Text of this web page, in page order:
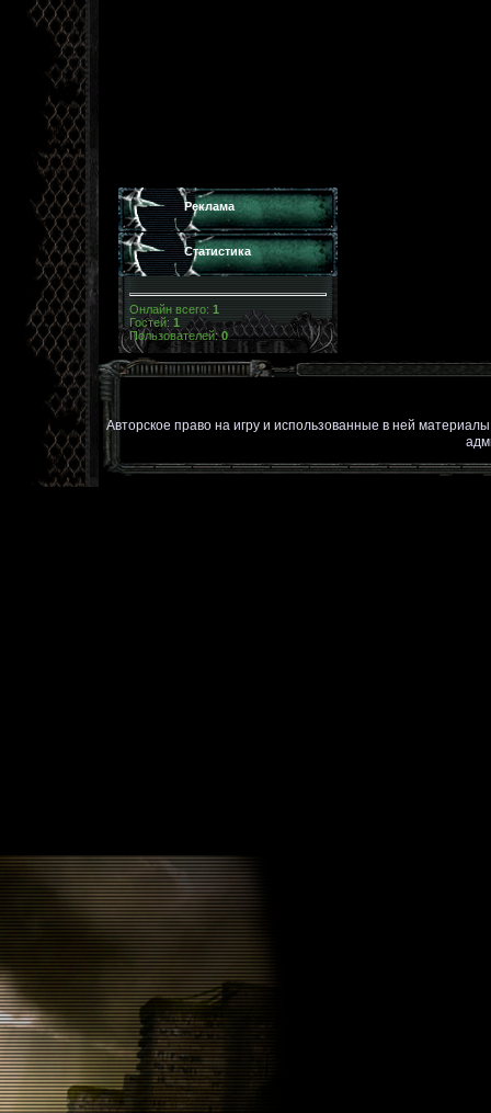
Реклама
Статистика
Онлайн всего: 1
Гостей: 1
Пользователей:0
Авторское право на игру и использованные в ней